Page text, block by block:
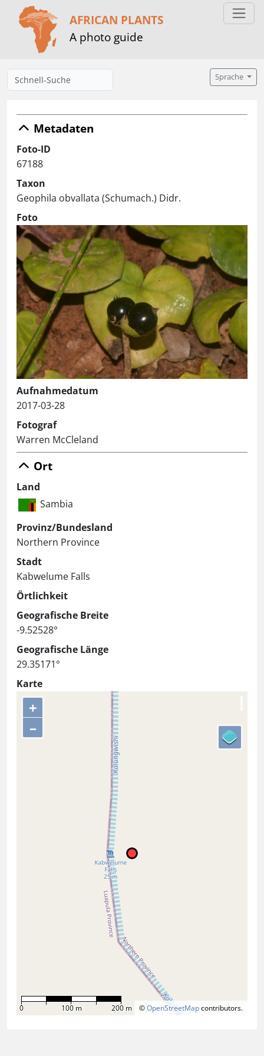
AFRICAN PLANTS
A photo guide
Sprache
Metadaten
Foto-ID
67188
Taxon
Geophila obvallata (Schumach.) Didr.
Foto
Aufnahmedatum
2017-03-28
Fotograf
Warren McCleland
Ort
Land
Sambia
Provinz/Bundesland
Northern Province
Stadt
Kabwelume Falls
Örtlichkeit
Geografische Breite
-9.52528°
Geografische Länge
29.35171°
Karte
+
–
©OpenStreetMapcontributors.
0 100 m 200 m